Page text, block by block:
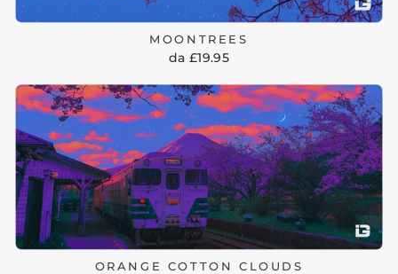
MOONTREES
da £19.95
ORANGE COTTON CLOUDS